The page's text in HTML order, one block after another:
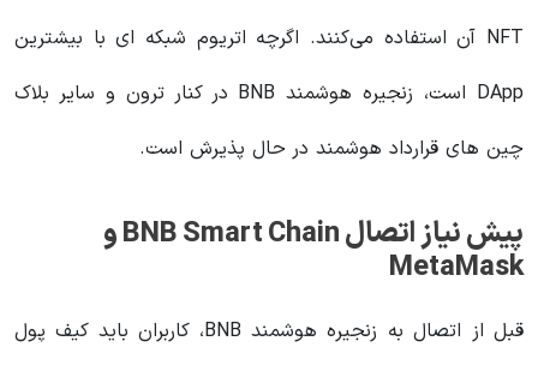
NFT آن استفاده می‌کنند. اگرچه اتریوم شبکه ای با بیشترین
DApp است، زنجیره هوشمند BNB در کنار ترون و سایر بلاک
چین های قرارداد هوشمند در حال پذیرش است.
پیش نیاز اتصال BNB Smart Chain و
MetaMask
قبل از اتصال به زنجیره هوشمند BNB، کاربران باید کیف پول